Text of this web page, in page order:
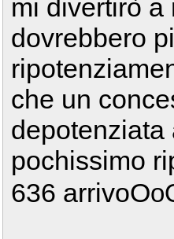
mi divertirò a
dovrebbero
che un
depotenziata
pochissimo
636 arrivoO